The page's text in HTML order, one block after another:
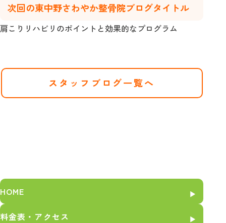
次回の東中野さわやか整骨院ブログタイトル
肩こりリハビリのポイントと効果的なプログラム
スタッフブログ一覧へ
HOME
料金表・アクセス